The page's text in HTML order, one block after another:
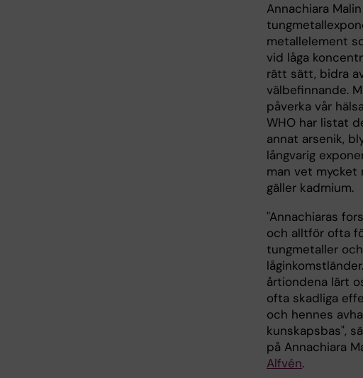
Annachiara
metallelement
vid låga
rätt sätt, bidra
välbefinnande.
påverka vår
WHO har listat
annat arsenik,
långvarig
man vet mycket
gäller kadmium.
"Annachiaras
och alltför ofta
tungmetaller
årtiondena lärt
ofta skadliga
och hennes
kunskapsbas",
på Annachiara
Alfvén.